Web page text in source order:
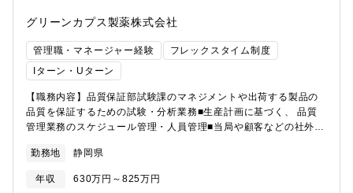
グリーンカプス製薬株式会社
管理職・マネージャー経験
フレックスタイム制度
Iターン・Uターン
【職務内容】品質保証部試験課のマネジメントや出荷する製品の
品質を保証するための試験・分析業務■生産計画に基づく、 品質
管理業務のスケジュール管理・人員管理■当局や顧客などの社外対
契約社員2名、派遣社員4名)■その他:①～⑤の試験結果の照査、確
認、文書作成、①～④の適合判定①製剤出荷試験②原材料資材受
け入れ試験③工場環境試験④試験移管の受け入れ洗浄法バリデー
勤務地 静岡県
年収 630万円～825万円